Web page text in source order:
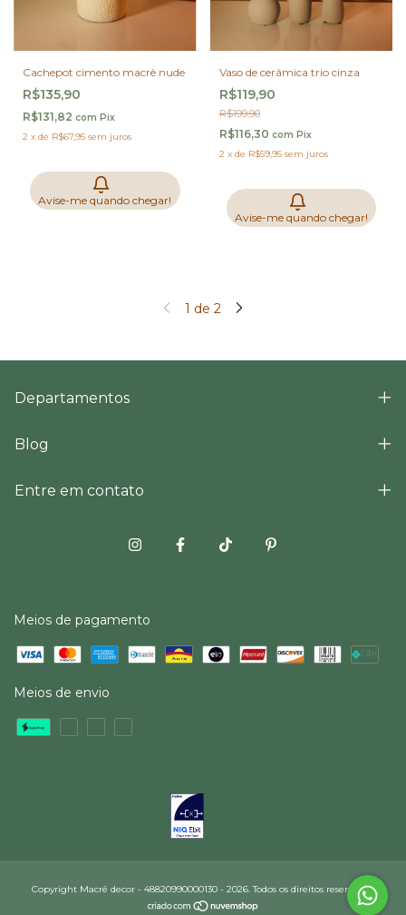
Cachepot cimento macrê nude
R$135,90
R$131,82 com Pix
2 x de R$67,95 sem juros
Avise-me quando chegar!
Vaso de cerâmica trio cinza
R$119,90
R$199,90
R$116,30 com Pix
2 x de R$59,95 sem juros
Avise-me quando chegar!
1 de 2
Departamentos
Blog
Entre em contato
Meios de pagamento
Meios de envio
Copyright Macrê decor - 48820990000130 - 2026. Todos os direitos reservados.